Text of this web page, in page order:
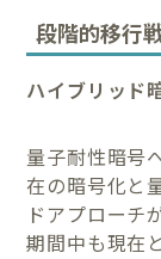
段階的移行
ハイブリッド
量子耐性暗号
在の暗号化と
ドアプローチ
期間中も現在